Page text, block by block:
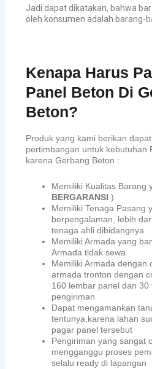
Jadi dapat dikatakan, bahwa
oleh konsumen adalah barang-
Kenapa Harus
Panel Beton Di
Beton?
Produk yang kami berikan
pertimbangan untuk kebutuhan
karena Gerbang Beton :
Memiliki Kualitas Barang
BERGARANSI )
Memiliki Tenaga Pasang
berpengalaman, lebih
tenaga ahli dibidangnya
Memiliki Armada yang
Armada tidak sewa
Memiliki Armada dengan
armada tronton dengan
160 lembar panel dan
pengiriman
Dapat mengamankan
tentunya,karena lahan
pagar panel tersebut
Pengiriman yang sangat
mengganggu proses
selalu ready di lapangan